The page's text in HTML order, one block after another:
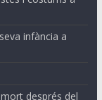
infància a
després del